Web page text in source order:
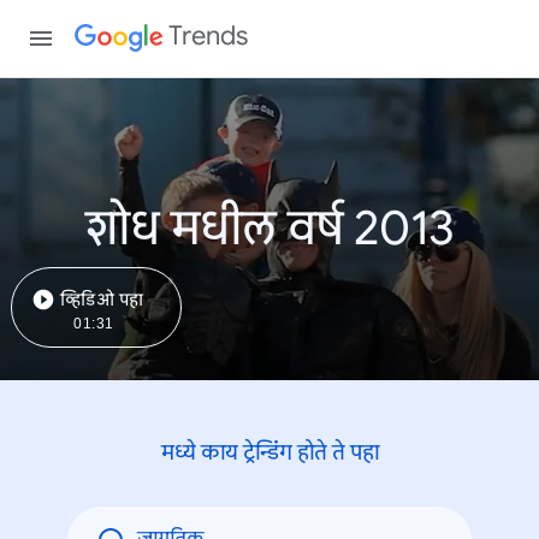
Trends
शोध मधील वर्ष 2013
व्हिडिओ पहा
01:31
मध्ये काय ट्रेन्डिंंग होते ते पहा